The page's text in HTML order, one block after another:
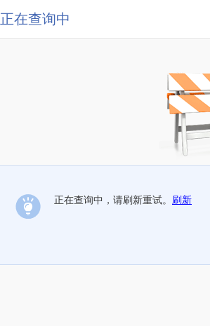
正在查询中
正在查询中，请刷新重试。 刷新